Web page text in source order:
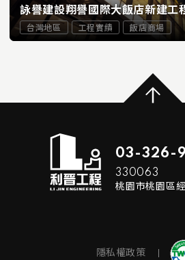
詠譽建設翔譽國際大飯店新建工
台灣地區 工程實績 飯店商場
03-326-
330063
桃園市桃園區
隱私權政策